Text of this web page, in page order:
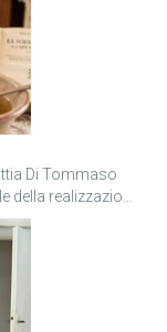
Di Tommaso
della realizzazione